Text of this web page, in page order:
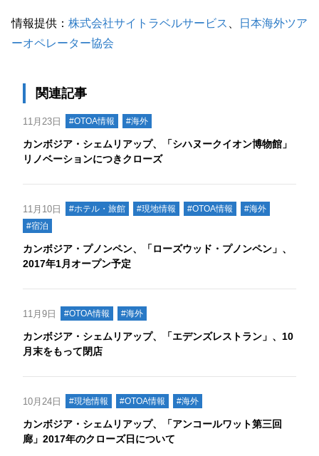
情報提供： 株式会社サイトラベルサービス
日本海外ツア
ーオペレーター協会
関連記事
11月23日 #OTOA情報 #海外
カンボジア・シェムリアップ、「シハヌークイオン博物館」
リノベーションにつきクローズ
11月10日 #ホテル・旅館 #現地情報 #OTOA情報
#海外
#宿泊
カンボジア・プノンペン、「ローズウッド・プノンペン」、
2017年1月オープン予定
11月9日 #OTOA情報 #海外
カンボジア・シェムリアップ、「エデンズレストラン」、10
月末をもって閉店
10月24日 #現地情報 #OTOA情報 #海外
カンボジア・シェムリアップ、「アンコールワット第三回
廊」2017年のクローズ日について